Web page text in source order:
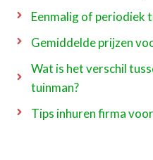
Eenmalig of periodiek
Gemiddelde prijzen
Wat is het verschil
tuinman?
Tips inhuren firma